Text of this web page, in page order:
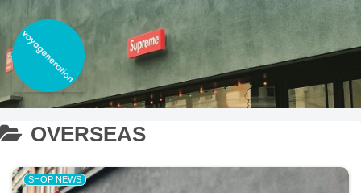
OVERSEAS
SHOP NEWS